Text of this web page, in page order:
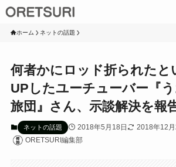
ホーム ネットの話題
何者かにロッド折られたと
UPしたユーチューバー『う
旅団』さん、示談解決を報
ネットの話題 2018年5月18日
2018年12月
ORETSURI編集部